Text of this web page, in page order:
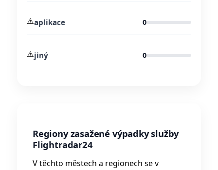
⚠️aplikace 0
⚠️jiný 0
Regiony zasažené výpadky služby
Flightradar24
V těchto městech a regionech se v